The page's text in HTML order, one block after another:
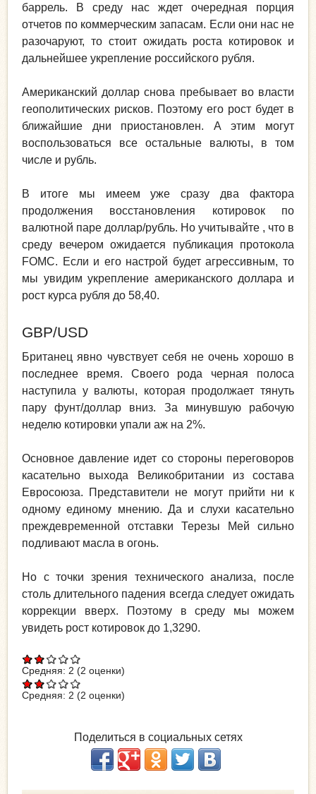
баррель. В среду нас ждет очередная порция
отчетов по коммерческим запасам. Если они нас не
разочаруют, то стоит ожидать роста котировок и
дальнейшее укрепление российского рубля.
Американский доллар снова пребывает во власти
геополитических рисков. Поэтому его рост будет в
ближайшие дни приостановлен. А этим могут
воспользоваться все остальные валюты, в том
числе и рубль.
В итоге мы имеем уже сразу два фактора
продолжения восстановления котировок по
валютной паре доллар/рубль. Но учитывайте , что в
среду вечером ожидается публикация протокола
FOMC. Если и его настрой будет агрессивным, то
мы увидим укрепление американского доллара и
рост курса рубля до 58,40.
GBP/USD
Британец явно чувствует себя не очень хорошо в
последнее время. Своего рода черная полоса
наступила у валюты, которая продолжает тянуть
пару фунт/доллар вниз. За минувшую рабочую
неделю котировки упали аж на 2%.
Основное давление идет со стороны переговоров
касательно выхода Великобритании из состава
Евросоюза. Представители не могут прийти ни к
одному единому мнению. Да и слухи касательно
преждевременной отставки Терезы Мей сильно
подливают масла в огонь.
Но с точки зрения технического анализа, после
столь длительного падения всегда следует ожидать
коррекции вверх. Поэтому в среду мы можем
увидеть рост котировок до 1,3290.
Средняя: 2 (2 оценки)
Средняя: 2 (2 оценки)
Поделиться в социальных сетях